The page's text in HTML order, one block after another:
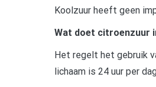
Koolzuur heeft geen
Wat doet citroenzuur
Het regelt het gebruik
lichaam is 24 uur per